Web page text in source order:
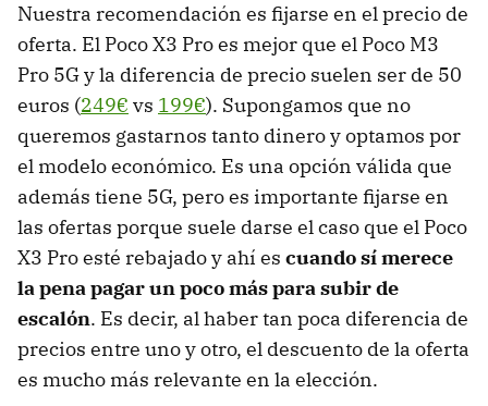
Nuestra recomendación es fijarse en el precio de
oferta. El Poco X3 Pro es mejor que el Poco M3
Pro 5G y la diferencia de precio suelen ser de 50
euros (249€ vs 199€). Supongamos que no
queremos gastarnos tanto dinero y optamos por
el modelo económico. Es una opción válida que
además tiene 5G, pero es importante fijarse en
las ofertas porque suele darse el caso que el Poco
X3 Pro esté rebajado y ahí es cuando sí merece
la pena pagar un poco más para subir de
escalón. Es decir, al haber tan poca diferencia de
precios entre uno y otro, el descuento de la oferta
es mucho más relevante en la elección.